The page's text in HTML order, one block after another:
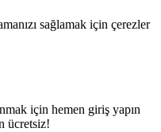
sağlamak için çerezler
için hemen giriş yapın
ücretsiz!